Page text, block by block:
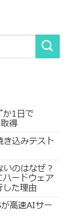
か1日で
得
込みテスト
のはなぜ？
ードウェア
た理由
高速AIサー